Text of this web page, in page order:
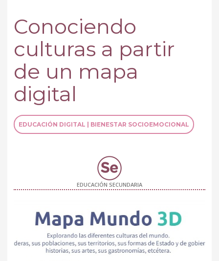
Conociendo
culturas a partir
de un mapa
digital
EDUCACIÓN DIGITAL | BIENESTAR SOCIOEMOCIONAL
EDUCACIÓN SECUNDARIA